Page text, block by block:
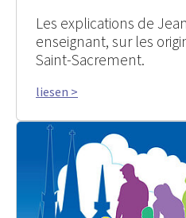
Les explications de
enseignant, sur les
Saint-Sacrement.
liesen >